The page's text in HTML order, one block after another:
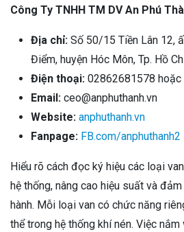
Công Ty TNHH TM DV An Phú
Địa chỉ: Số 50/15 Tiền Lân 12,
Điểm, huyện Hóc Môn, Tp. Hồ
Điện thoại: 02862681578
Email: ceo@anphuthanh.vn
Website: anphuthanh.vn
Fanpage: FB.com/anphuthanh2
Hiểu rõ cách đọc ký hiệu các loại
hệ thống, nâng cao hiệu suất và
hành. Mỗi loại van có chức năng
thể trong hệ thống khí nén. Việc